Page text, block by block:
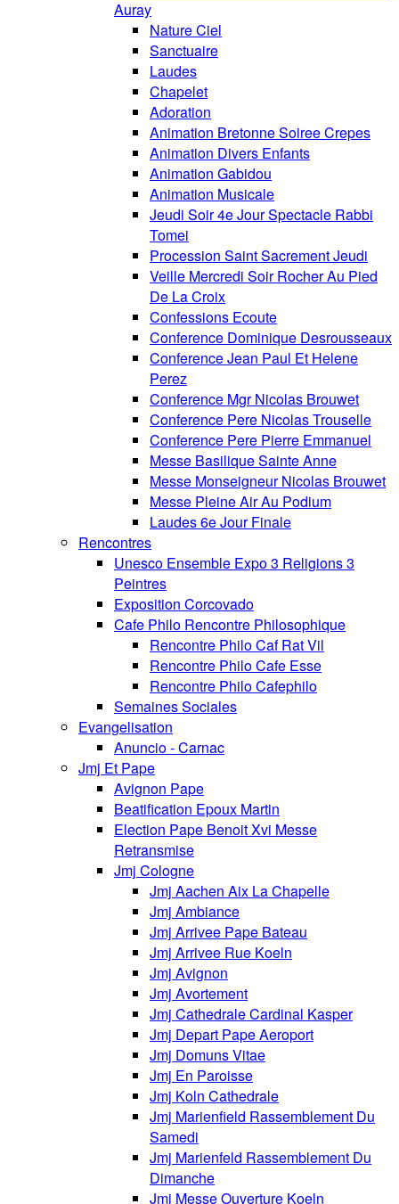
Auray
Nature Ciel
Sanctuaire
Laudes
Chapelet
Adoration
Animation Bretonne Soiree Crepes
Animation Divers Enfants
Animation Gabidou
Animation Musicale
Jeudi Soir 4e Jour Spectacle Rabbi
Tomei
Procession Saint Sacrement Jeudi
Veille Mercredi Soir Rocher Au Pied
De La Croix
Confessions Ecoute
Conference Dominique Desrousseaux
Conference Jean Paul Et Helene
Perez
Conference Mgr Nicolas Brouwet
Conference Pere Nicolas Trouselle
Conference Pere Pierre Emmanuel
Messe Basilique Sainte Anne
Messe Monseigneur Nicolas Brouwet
Messe Pleine Air Au Podium
Laudes 6e Jour Finale
Rencontres
Unesco Ensemble Expo 3 Religions 3
Peintres
Exposition Corcovado
Cafe Philo Rencontre Philosophique
Rencontre Philo Caf Rat Vil
Rencontre Philo Cafe Esse
Rencontre Philo Cafephilo
Semaines Sociales
Evangelisation
Anuncio - Carnac
Jmj Et Pape
Avignon Pape
Beatification Epoux Martin
Election Pape Benoit Xvi Messe
Retransmise
Jmj Cologne
Jmj Aachen Aix La Chapelle
Jmj Ambiance
Jmj Arrivee Pape Bateau
Jmj Arrivee Rue Koeln
Jmj Avignon
Jmj Avortement
Jmj Cathedrale Cardinal Kasper
Jmj Depart Pape Aeroport
Jmj Domuns Vitae
Jmj En Paroisse
Jmj Koln Cathedrale
Jmj Marienfield Rassemblement Du
Samedi
Jmj Marienfeld Rassemblement Du
Dimanche
Jmj Messe Ouverture Koeln